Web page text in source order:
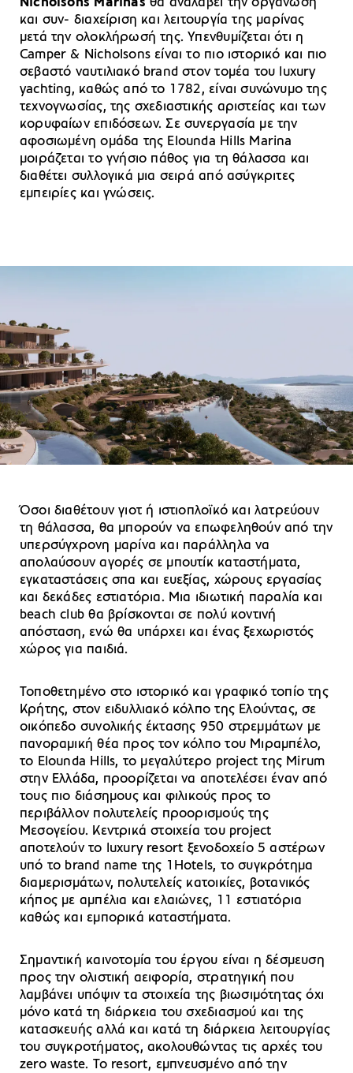
και συν- διαχείριση και λειτουργία της μαρίνας
μετά την ολοκλήρωσή της. Υπενθυμίζεται ότι η
Camper & Nicholsons είναι το πιο ιστορικό και πιο
σεβαστό ναυτιλιακό brand στον τομέα του luxury
yachting, καθώς από το 1782, είναι συνώνυμο της
τεχνογνωσίας, της σχεδιαστικής αριστείας και των
κορυφαίων επιδόσεων. Σε συνεργασία με την
αφοσιωμένη ομάδα της Elounda Hills Marina
μοιράζεται το γνήσιο πάθος για τη θάλασσα και
διαθέτει συλλογικά μια σειρά από ασύγκριτες
εμπειρίες και γνώσεις.
Όσοι διαθέτουν γιοτ ή ιστιοπλοϊκό και λατρεύουν
τη θάλασσα, θα μπορούν να επωφεληθούν από την
υπερσύγχρονη μαρίνα και παράλληλα να
απολαύσουν αγορές σε μπουτίκ καταστήματα,
εγκαταστάσεις σπα και ευεξίας, χώρους εργασίας
και δεκάδες εστιατόρια. Μια ιδιωτική παραλία και
beach club θα βρίσκονται σε πολύ κοντινή
απόσταση, ενώ θα υπάρχει και ένας ξεχωριστός
χώρος για παιδιά.
Τοποθετημένο στο ιστορικό και γραφικό τοπίο της
Κρήτης, στον ειδυλλιακό κόλπο της Ελούντας, σε
οικόπεδο συνολικής έκτασης 950 στρεμμάτων με
πανοραμική θέα προς τον κόλπο του Μιραμπέλο,
το Elounda Hills, το μεγαλύτερο project της Mirum
στην Ελλάδα, προορίζεται να αποτελέσει έναν από
τους πιο διάσημους και φιλικούς προς το
περιβάλλον πολυτελείς προορισμούς της
Μεσογείου. Κεντρικά στοιχεία του project
αποτελούν το luxury resort ξενοδοχείο 5 αστέρων
υπό το brand name της 1Hotels, το συγκρότημα
διαμερισμάτων, πολυτελείς κατοικίες, βοτανικός
κήπος με αμπέλια και ελαιώνες, 11 εστιατόρια
καθώς και εμπορικά καταστήματα.
Σημαντική καινοτομία του έργου είναι η δέσμευση
προς την ολιστική αειφορία, στρατηγική που
λαμβάνει υπόψιν τα στοιχεία της βιωσιμότητας όχι
μόνο κατά τη διάρκεια του σχεδιασμού και της
κατασκευής αλλά και κατά τη διάρκεια λειτουργίας
του συγκροτήματος, ακολουθώντας τις αρχές του
zero waste. Το resort, εμπνευσμένο από την